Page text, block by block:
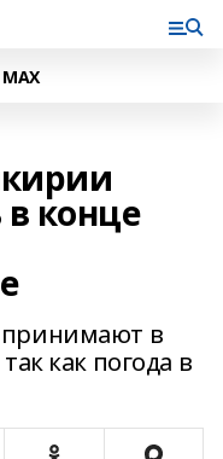
конце
принимают в
как погода в